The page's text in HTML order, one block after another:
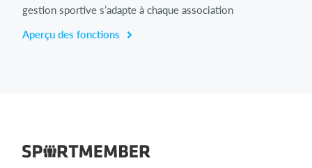
gestion sportive s’adapte à chaque association
Aperçu des fonctions